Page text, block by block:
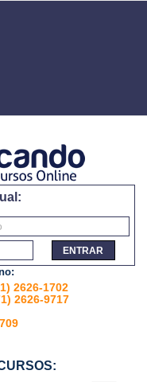
ENTRAR
2626-1702
2626-9717